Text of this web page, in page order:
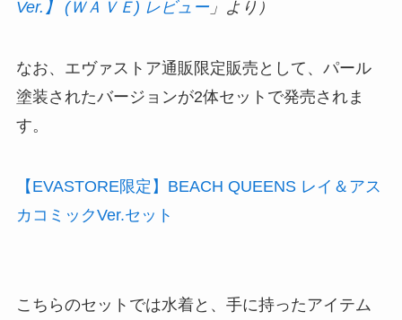
Ver.】 (ＷＡＶＥ) レビュー」より）
なお、エヴァストア通販限定販売として、パール
塗装されたバージョンが2体セットで発売されま
す。
【EVASTORE限定】BEACH QUEENS レイ＆アス
カコミックVer.セット
こちらのセットでは水着と、手に持ったアイテム